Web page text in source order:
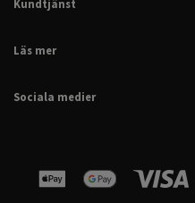
Kundtjänst
Läs mer
Sociala medier